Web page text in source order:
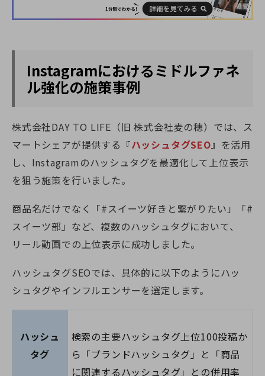
Instagramにおけるミドルファネ
ル強化の施策事例
株式会社DAY TO LIFE（旧 株式会社麦の穂）では、ス
マートシェアが提供する『ハッシュタグSEO』を活用
し、Instagramのハッシュタグを最適化して上位表示
を狙う施策を行いました。
商品名だけでなく「#スイーツ好きと繋がりたい」「#
スイーツ部」など、複数のハッシュタグにおいて、
リール動画での上位表示に成功しました。
ハッシュタグSEOでは、具体的に以下のようにハッ
シュタグやインフルエンサーを選定します。
ハッシュ
タグ
検索の主要ハッシュタグ上位100投稿か
ら「ブランドハッシュタグ」と「商品
に関連するハッシュタグ」との併用率